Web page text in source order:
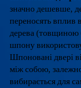
значно дешевше,
переносять вплив
дерева (товщиною
шпону
Шпоновані двері
між собою,
вибирається для